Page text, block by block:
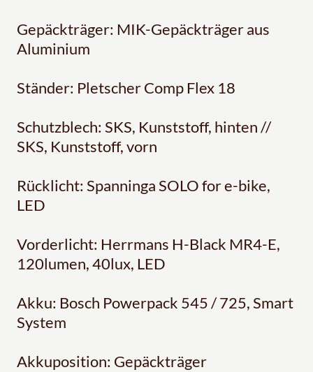
Gepäckträger: MIK-Gepäckträger aus
Aluminium
Ständer: Pletscher Comp Flex 18
Schutzblech: SKS, Kunststoff, hinten //
SKS, Kunststoff, vorn
Rücklicht: Spanninga SOLO for e-bike,
LED
Vorderlicht: Herrmans H-Black MR4-E,
120lumen, 40lux, LED
Akku: Bosch Powerpack 545 / 725, Smart
System
Akkuposition: Gepäckträger